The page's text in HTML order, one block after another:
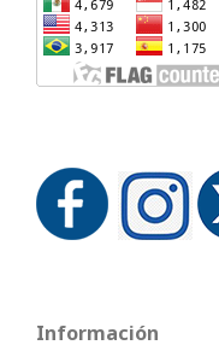
Información